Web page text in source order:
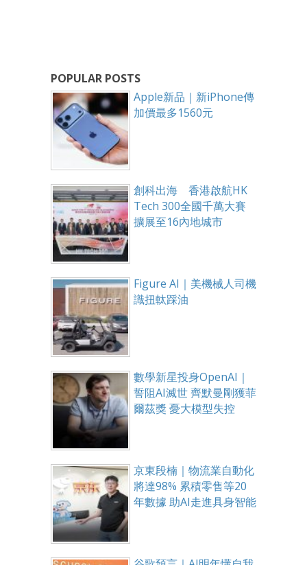
POPULAR POSTS
Apple新品｜新iPhone傳
加價最多1560元
創科出海 香港啟航HK
Tech 300全國千萬大賽
擴展至16內地城市
Figure AI｜美機械人司機
識扭軚踩油
數學新星投身OpenAI｜
誓阻AI滅世 齊默曼剛獲菲
爾茲獎 憂大模型失控
京東段楠｜物流業自動化
將達98% 累積零售等20
年數據 助AI走進具身智能